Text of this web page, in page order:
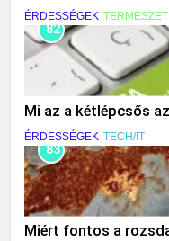
ÉRDESSÉGEK TERMÉSZET
82
Mi az a kétlépcsős
ÉRDESSÉGEK TECH/IT
83
Miért fontos a